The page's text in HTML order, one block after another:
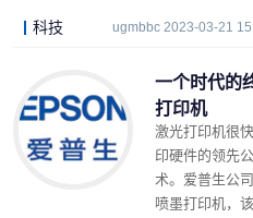
科技 ugmbbc 2023-03-21
一个时代的
打印机
激光打印机很
印硬件的领先
术。爱普生公
喷墨打印机，